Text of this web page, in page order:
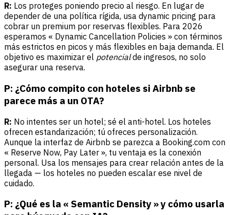
R: Los proteges poniendo precio al riesgo. En lugar de
depender de una política rígida, usa dynamic pricing para
cobrar un premium por reservas flexibles. Para 2026
esperamos « Dynamic Cancellation Policies » con términos
más estrictos en picos y más flexibles en baja demanda. El
objetivo es maximizar el potencialde ingresos, no solo
asegurar una reserva.
P: ¿Cómo compito con hoteles si Airbnb se
parece más a un OTA?
R: No intentes ser un hotel; sé el anti-hotel. Los hoteles
ofrecen estandarización; tú ofreces personalización.
Aunque la interfaz de Airbnb se parezca a Booking.com con
« Reserve Now, Pay Later », tu ventaja es la conexión
personal. Usa los mensajes para crear relación antes de la
llegada — los hoteles no pueden escalar ese nivel de
cuidado.
P: ¿Qué es la « Semantic Density » y cómo usarla